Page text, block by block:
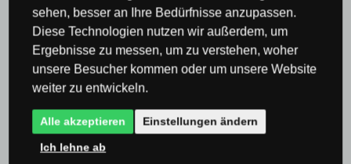
Wohnzimmer oder Schlafzimmer
Lampen & Beleuchtung nach Raum
Lampen für
Wohnzimmer oder Schlafzimmer
Kronleuchter
für Schlafzimmer
Moderne Kronleuchter für das
Schlafzimmer
sehen, besser an Ihre Bedürfnisse anzupassen.
Diese Technologien nutzen wir außerdem, um
Ergebnisse zu messen, um zu verstehen, woher
unsere Besucher kommen oder um unsere Website
weiter zu entwickeln.
Alle akzeptieren Einstellungen ändern
Ich lehne ab